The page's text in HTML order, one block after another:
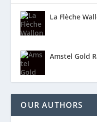
La Flèche
Amstel Gold
OUR AUTHORS